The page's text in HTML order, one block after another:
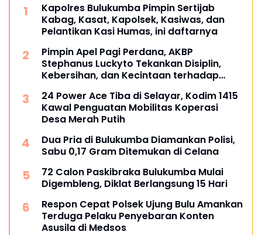
Kapolres Bulukumba Pimpin Sertijab
Kabag, Kasat, Kapolsek, Kasiwas, dan
Pelantikan Kasi Humas, ini daftarnya
Pimpin Apel Pagi Perdana, AKBP
Stephanus Luckyto Tekankan Disiplin,
Kebersihan, dan Kecintaan terhadap
24 Power Ace Tiba di Selayar, Kodim 1415
Kawal Penguatan Mobilitas Koperasi
Desa Merah Putih
Dua Pria di Bulukumba Diamankan Polisi,
Sabu 0,17 Gram Ditemukan di Celana
72 Calon Paskibraka Bulukumba Mulai
Digembleng, Diklat Berlangsung 15 Hari
Respon Cepat Polsek Ujung Bulu Amankan
Terduga Pelaku Penyebaran Konten
Asusila di Medsos